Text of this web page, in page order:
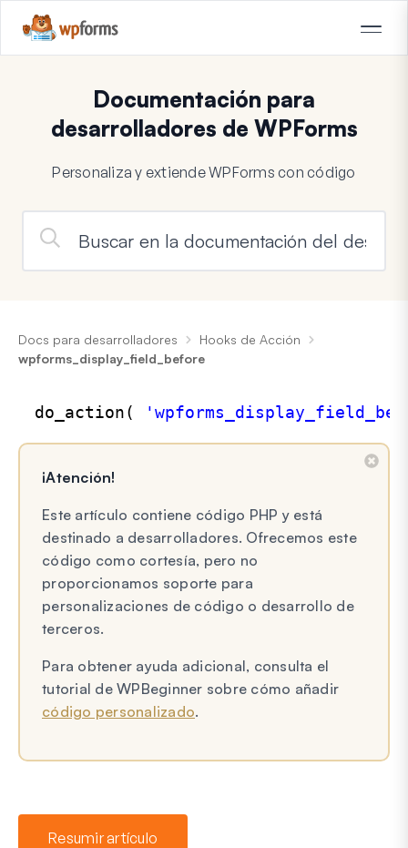
Documentación para
desarrolladores de WPForms
Personaliza y extiende WPForms con código
Docs para desarrolladores
Hooks de Acción
wpforms_display_field_before
do_action(
¡Atención!
Este artículo contiene código PHP y está
destinado a desarrolladores. Ofrecemos este
código como cortesía, pero no
proporcionamos soporte para
personalizaciones de código o desarrollo de
terceros.
Para obtener ayuda adicional, consulta el
tutorial de WPBeginner sobre cómo añadir
código personalizado.
Resumir artículo